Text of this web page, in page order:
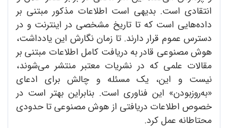
انتقادی است. بدیهی است اطلاعات مذکور مبتنی بر
داده‌‌هایی است که تا تاریخ مشخصی در اینترنت و در
دسترس عموم قرار دارند. تا زمان نگارش این یادداشت،
هوش مصنوعی قادر به دریافت کامل اطلاعات مبتنی بر
مقالات علمی که در نشریات معتبر منتشر ‌می‌شوند،
نیست و این، یک مسئله و چالش برای ادعای
«به‌روزبودن» این فناوری است. بنابراین بهتر است در
خصوص اطلاعات دریافتی از هوش مصنوعی تا حدودی
محتاطانه عمل کرد.